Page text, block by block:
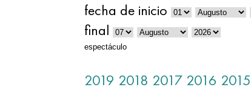
fecha de inicio
final
espectáculo
2019 2018 2017 2016 2015